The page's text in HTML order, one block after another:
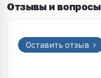
Отзывы и вопросы
Оставить отзыв